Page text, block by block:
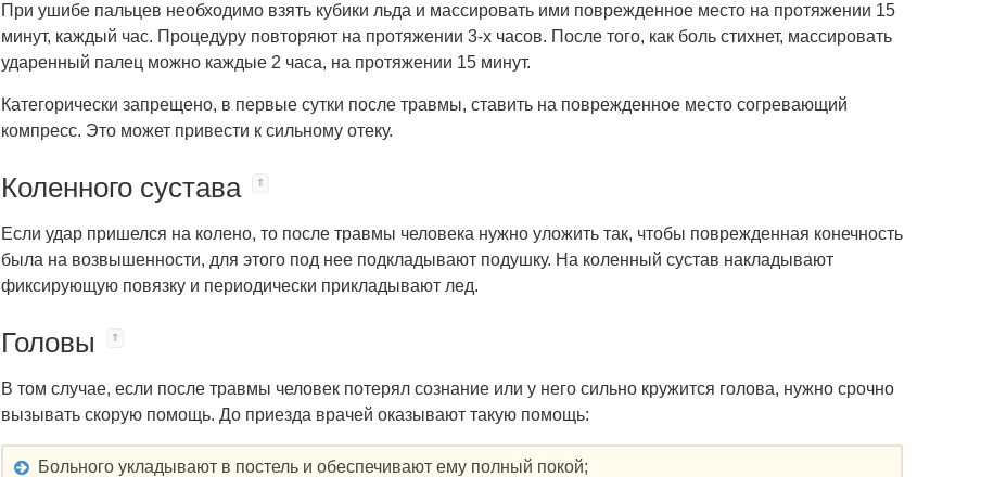
При ушибе пальцев необходимо взять кубики льда и массировать ими поврежденное место на протяжении 15
минут, каждый час. Процедуру повторяют на протяжении 3-х часов. После того, как боль стихнет, массировать
ударенный палец можно каждые 2 часа, на протяжении 15 минут.
Категорически запрещено, в первые сутки после травмы, ставить на поврежденное место согревающий
компресс. Это может привести к сильному отеку.
Коленного сустава
Если удар пришелся на колено, то после травмы человека нужно уложить так, чтобы поврежденная конечность
была на возвышенности, для этого под нее подкладывают подушку. На коленный сустав накладывают
фиксирующую повязку и периодически прикладывают лед.
Головы
В том случае, если после травмы человек потерял сознание или у него сильно кружится голова, нужно срочно
вызывать скорую помощь. До приезда врачей оказывают такую помощь:
Больного укладывают в постель и обеспечивают ему полный покой;